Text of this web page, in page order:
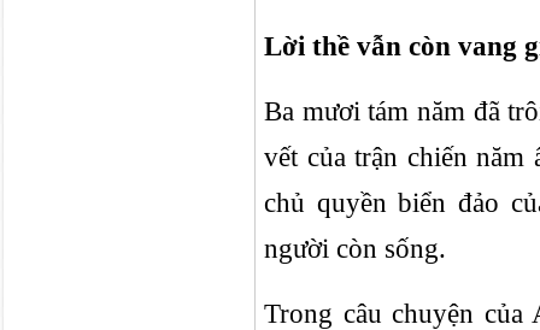
Lời thề vẫn còn vang
Ba mươi tám năm đã
vết của trận chiến
chủ quyền biển đảo
người còn sống.
Trong câu chuyện